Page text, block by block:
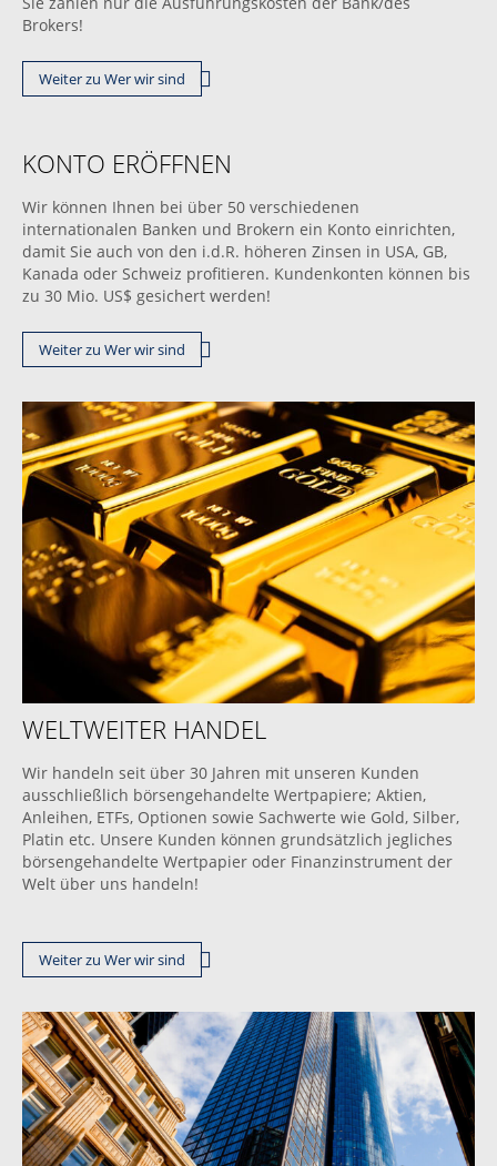
Brokers!
Weiter zu Wer wir sind
KONTO ERÖFFNEN
Wir können Ihnen bei über 50 verschiedenen
internationalen Banken und Brokern ein Konto einrichten,
damit Sie auch von den i.d.R. höheren Zinsen in USA, GB,
Kanada oder Schweiz profitieren. Kundenkonten können bis
zu 30 Mio. US$ gesichert werden!
Weiter zu Wer wir sind
WELTWEITER HANDEL
Wir handeln seit über 30 Jahren mit unseren Kunden
ausschließlich börsengehandelte Wertpapiere; Aktien,
Anleihen, ETFs, Optionen sowie Sachwerte wie Gold, Silber,
Platin etc. Unsere Kunden können grundsätzlich jegliches
börsengehandelte Wertpapier oder Finanzinstrument der
Welt über uns handeln!
Weiter zu Wer wir sind